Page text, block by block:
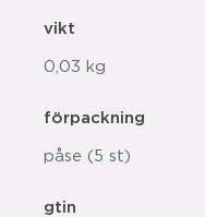
vikt
0,03 kg
förpackning
påse (5 st)
gtin